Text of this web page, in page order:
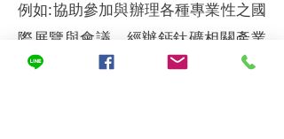
例如:協助參加與辦理各種專業性之國
際展覽與會議、經辦鈣鈦礦相關產業
之論壇等。